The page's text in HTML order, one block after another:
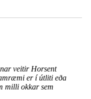
veitir Horsent
er í útliti eða
milli okkar sem